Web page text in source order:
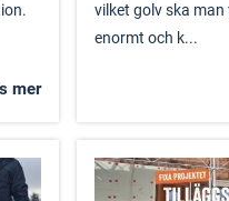
mer
vilket golv ska
enormt och k...